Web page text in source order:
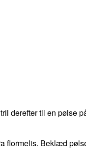
derefter til en pølse
flormelis. Beklæd